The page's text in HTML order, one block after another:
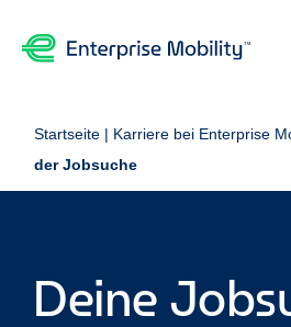
Startseite | Karriere bei Enterprise
der Jobsuche
Deine